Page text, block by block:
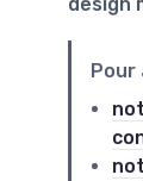
Pour